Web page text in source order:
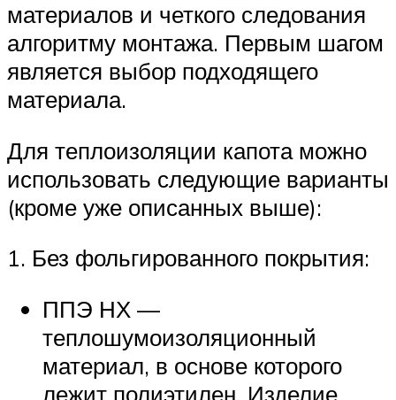
материалов и четкого следования
алгоритму монтажа. Первым шагом
является выбор подходящего
материала.
Для теплоизоляции капота можно
использовать следующие варианты
(кроме уже описанных выше):
1. Без фольгированного покрытия:
ППЭ НХ —
теплошумоизоляционный
материал, в основе которого
лежит полиэтилен. Изделие